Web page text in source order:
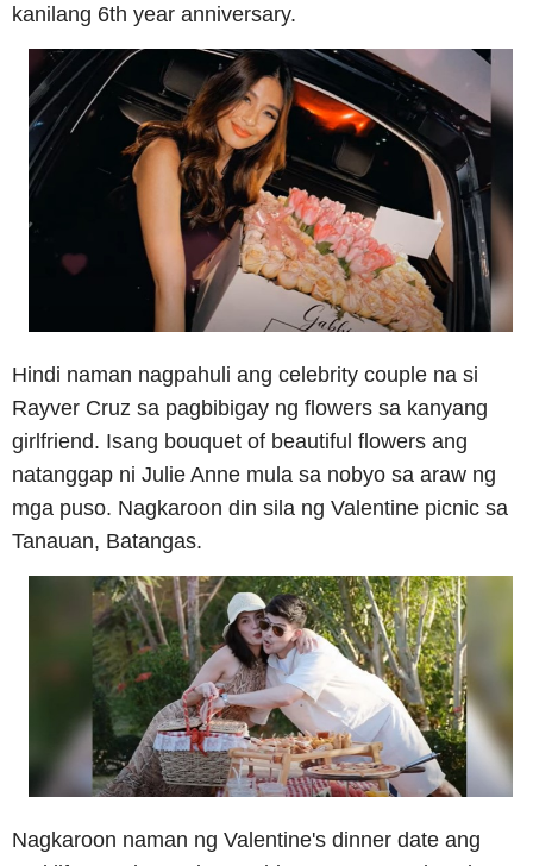
kanilang 6th year anniversary.
Hindi naman nagpahuli ang celebrity couple na si
Rayver Cruz sa pagbibigay ng flowers sa kanyang
girlfriend. Isang bouquet of beautiful flowers ang
natanggap ni Julie Anne mula sa nobyo sa araw ng
mga puso. Nagkaroon din sila ng Valentine picnic sa
Tanauan, Batangas.
Nagkaroon naman ng Valentine's dinner date ang